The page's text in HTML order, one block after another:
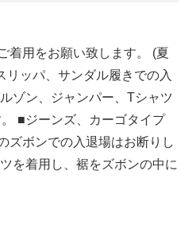
着用をお願い致します。 (夏
リッパ、サンダル履きでの入
ゾン、ジャンパー、Tシャツ
■ジーンズ、カーゴタイプ
ズボンでの入退場はお断りし
を着用し、裾をズボンの中に